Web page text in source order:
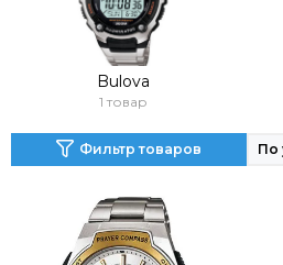
Bulova
1 товар
Фильтр товаров